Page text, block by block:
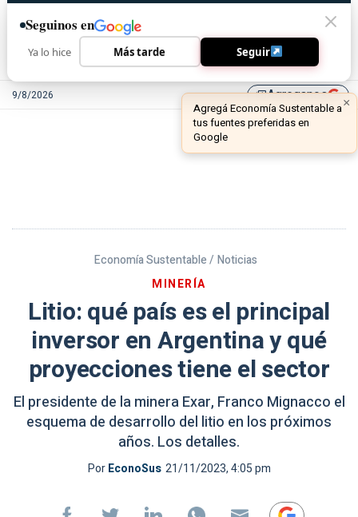
9/8/2026 library_addAgreganos
Economía Sustentable / Noticias
MINERÍA
Litio: qué país es el principal
inversor en Argentina y qué
proyecciones tiene el sector
El presidente de la minera Exar, Franco Mignacco el
esquema de desarrollo del litio en los próximos
años. Los detalles.
PorEconoSus 21/11/2023, 4:05 pm
Seguinos en
Ya lo hice Más tarde Seguir